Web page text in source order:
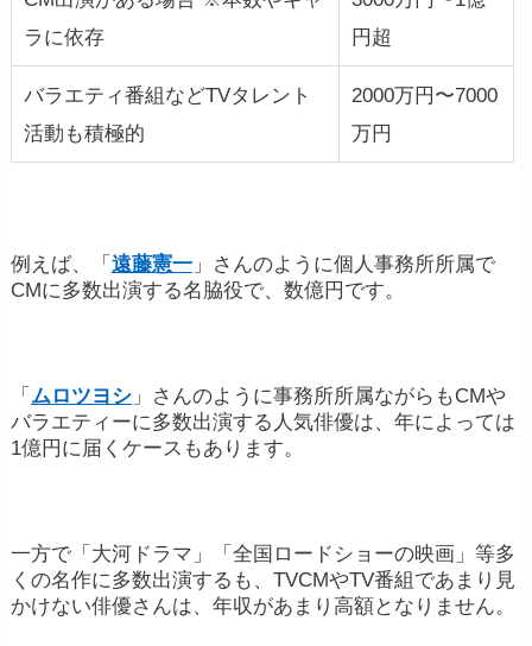
ラに依存
円超
バラエティ番組などTVタレント
活動も積極的
2000万円〜7000
万円
例えば、「 遠藤憲一 」さんのように個人事務所所属で
CMに多数出演する名脇役で、数億円です。
「ムロツヨシ 」さんのように事務所所属ながらもCMや
バラエティーに多数出演する人気俳優は、年によっては
1億円に届くケースもあります。
一方で「大河ドラマ」「全国ロードショーの映画」等多
くの名作に多数出演するも、TVCMやTV番組であまり見
かけない俳優さんは、年収があまり高額となりません。